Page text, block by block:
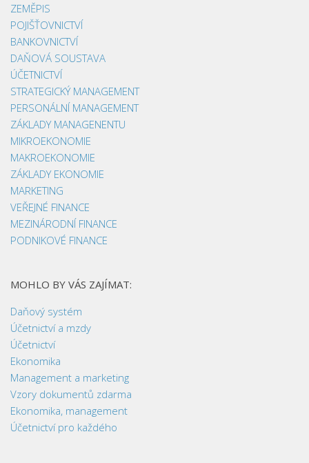
ZEMĚPIS
POJIŠŤOVNICTVÍ
BANKOVNICTVÍ
DAŇOVÁ SOUSTAVA
ÚČETNICTVÍ
STRATEGICKÝ MANAGEMENT
PERSONÁLNÍ MANAGEMENT
ZÁKLADY MANAGENENTU
MIKROEKONOMIE
MAKROEKONOMIE
ZÁKLADY EKONOMIE
MARKETING
VEŘEJNÉ FINANCE
MEZINÁRODNÍ FINANCE
PODNIKOVÉ FINANCE
MOHLO BY VÁS ZAJÍMAT:
Daňový systém
Účetnictví a mzdy
Účetnictví
Ekonomika
Management a marketing
Vzory dokumentů zdarma
Ekonomika, management
Účetnictví pro každého